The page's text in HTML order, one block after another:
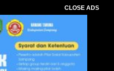
CLOSE ADS